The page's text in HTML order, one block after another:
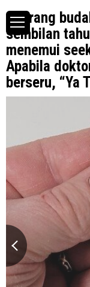
Seorang
sembilan
menemui
Apabila
berseru, “Ya